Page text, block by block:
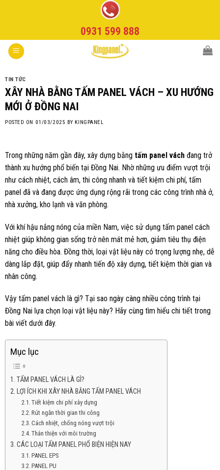
0931 599 888
TIN TỨC
XÂY NHÀ BẰNG TẤM PANEL VÁCH – XU HƯỚNG
MỚI Ở ĐỒNG NAI
POSTED ON 01/03/2025 BY KINGPANEL
Trong những năm gần đây, xây dựng bằng tấm panel vách đang trở
thành xu hướng phổ biến tại Đồng Nai. Nhờ những ưu điểm vượt trội
như cách nhiệt, cách âm, thi công nhanh và tiết kiệm chi phí, tấm
panel đã và đang được ứng dụng rộng rãi trong các công trình nhà ở,
nhà xưởng, kho lạnh và văn phòng.
Với khí hậu nắng nóng của miền Nam, việc sử dụng tấm panel cách
nhiệt giúp không gian sống trở nên mát mẻ hơn, giảm tiêu thụ điện
năng cho điều hòa. Đồng thời, loại vật liệu này có trọng lượng nhẹ, dễ
dàng lắp đặt, giúp đẩy nhanh tiến độ xây dựng, tiết kiệm thời gian và
nhân công.
Vậy tấm panel vách là gì? Tại sao ngày càng nhiều công trình tại
Đồng Nai lựa chọn loại vật liệu này? Hãy cùng tìm hiểu chi tiết trong
bài viết dưới đây.
Mục lục
TẤM PANEL VÁCH LÀ GÌ?
LỢI ÍCH KHI XÂY NHÀ BẰNG TẤM PANEL VÁCH
Tiết kiệm chi phí xây dựng
Rút ngắn thời gian thi công
Cách nhiệt, chống nóng vượt trội
Thân thiện với môi trường
CÁC LOẠI TẤM PANEL PHỔ BIỆN HIỆN NAY
PANEL EPS
PANEL PU